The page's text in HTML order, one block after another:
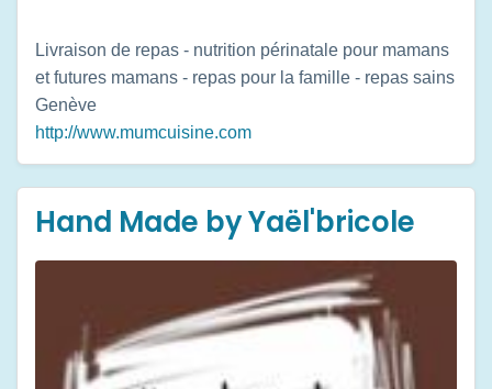
Livraison de repas - nutrition périnatale pour mamans
et futures mamans - repas pour la famille - repas sains
Genève
http://www.mumcuisine.com
Hand Made by Yaël'bricole